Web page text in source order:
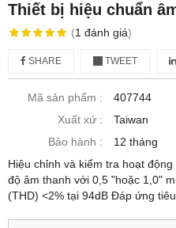
Thiết bị hiệu chuẩn
(1 đánh giá)
SHARE TWEET
Mã sản phẩm :
407744
Xuất xứ :
Taiwan
Bảo hành :
12 tháng
Hiệu chỉnh và kiểm tra hoạt
độ âm thanh với 0,5 "hoặc 1,0"
(THD) <2% tại 94dB Đáp ứng